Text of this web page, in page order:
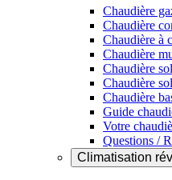
Chaudière
Chaudière
Chaudière à
Chaudière
Chaudière
Chaudière
Chaudière
Guide
Votre
Questions /
Climatisation